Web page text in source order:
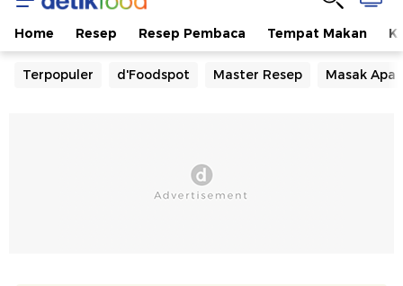
Home Resep Resep Pembaca Tempat Makan
Terpopuler d'Foodspot Master Resep Masak Apa